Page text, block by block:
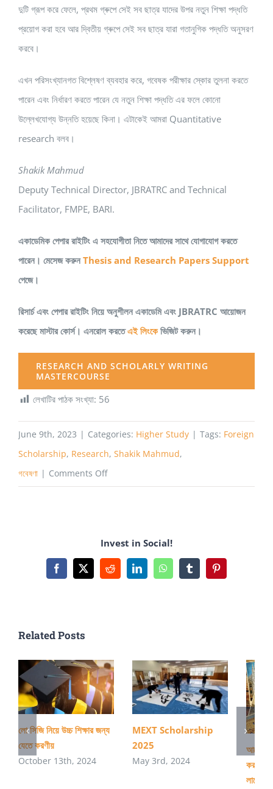
দুটি গ্রূপ করে ফেলে, প্রথম গ্ৰুপে সেই সব ছাত্র যাদের উপর নতুন শিক্ষা পদ্ধতি
প্রয়োগ করা হবে আর দ্বিতীয় গ্ৰুপে সেই সব ছাত্র যারা গতানুগিক পদ্ধতি অনুসরণ
করবে।
এখন পরিসংখ্যানগত বিশ্লেষণ ব্যবহার করে, গবেষক পরীক্ষার স্কোর তুলনা করতে
পারেন এবং নির্ধারণ করতে পারেন যে নতুন শিক্ষা পদ্ধতি এর ফলে কোনো
উল্লেখযোগ্য উন্নতি হয়েছে কিনা। এটাকেই আমরা Quantitative
research বলব।
Shakik Mahmud
Deputy Technical Director, JBRATRC and Technical
Facilitator, FMPE, BARI.
একাডেমিক পেপার রাইটিং এ সহযোগীতা নিতে আমাদের সাথে যোগাযোগ করতে
পারেন। মেসেজ করুনThesis and Research Papers Support
পেজে।
রিসার্চ এবং পেপার রাইটিং নিয়ে অনুশীলন একাডেমি এবং JBRATRC আয়োজন
করেছে মাস্টার কোর্স। এনরোল করতেএই লিংকেভিজিট করুন।
RESEARCH AND SCHOLARLY WRITING
MASTERCOURSE
লেখাটির পাঠক সংখ্যা: 56
June 9th, 2023 | Categories: Higher Study | Tags: Foreign
Scholarship, Research, Shakik Mahmud,
গবেষণা | Comments Offon
ফ্রেমওয়ার্ক
জ্ঞান
Invest in Social!
Facebook
X RedditLinkedInWhatsAppTumblrPinterest
Related Posts
লো সিজি নিয়ে উচ্চ শিক্ষার জন্য
যেতে করণীয়
October 13th, 2024
MEXT Scholarship
2025
May 3rd, 2024
করার
লাগে?